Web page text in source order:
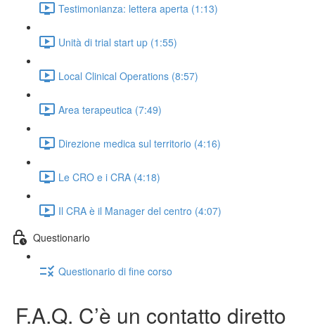
Testimonianza: lettera aperta (1:13)
Unità di trial start up (1:55)
Local Clinical Operations (8:57)
Area terapeutica (7:49)
Direzione medica sul territorio (4:16)
Le CRO e i CRA (4:18)
Il CRA è il Manager del centro (4:07)
Questionario
Questionario di fine corso
F.A.Q. C’è un contatto diretto